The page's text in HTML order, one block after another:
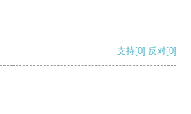
支持[0] 反对[0]